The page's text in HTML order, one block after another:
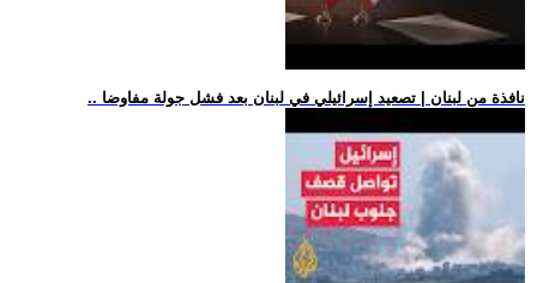
.. نافذة من لبنان | تصعيد إسرائيلي في لبنان بعد فشل جولة مفاوضا